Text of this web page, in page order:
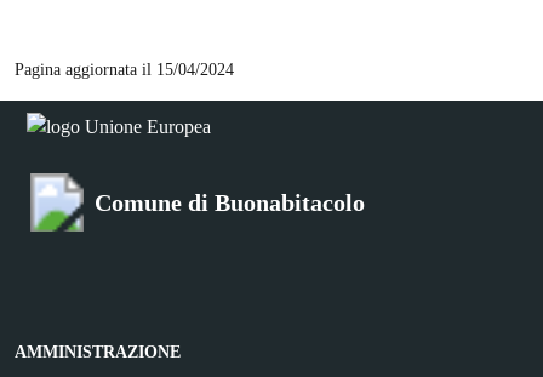
Pagina aggiornata il 15/04/2024
Comune di Buonabitacolo
AMMINISTRAZIONE